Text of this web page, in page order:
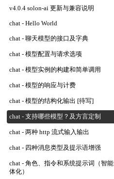
v4.0.4 solon-ai 更新与兼容说明
chat - Hello World
chat - 聊天模型的接口及字典
chat - 模型配置与请求选项
chat - 模型实例的构建和简单调用
chat - 模型的响应与计费
chat - 模型的结构化输出 [待写]
chat - 支持哪些模型？及方言定制
chat - 两种 http 流式输入输出
chat - 四种消息类型及提示语增强
chat - 角色、指令和系统提示词（智能
体化）